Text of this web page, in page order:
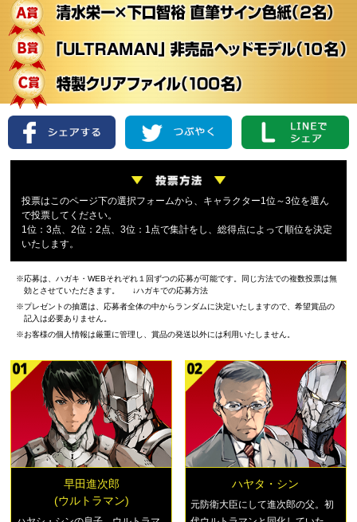
投票はこのページ下の選択フォームから、キャラクター1位～3位を選ん
で投票してください。
1位：3点、2位：2点、3位：1点で集計をし、総得点によって順位を決定
いたします。
※応募は、ハガキ・WEBそれぞれ１回ずつの応募が可能です。同じ方法での複数投票は無
効とさせていただきます。 ↓ハガキでの応募方法
※プレゼントの抽選は、応募者全体の中からランダムに決定いたしますので、希望賞品の
記入は必要ありません。
※お客様の個人情報は厳重に管理し、賞品の発送以外には利用いたしません。
早田進次郎
(ウルトラマン)
ハヤタ・シン
元防衛大臣にして進次郎の父。初